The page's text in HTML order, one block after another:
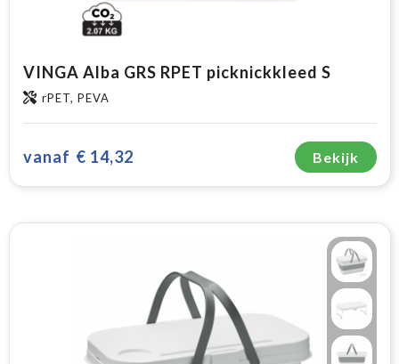
VINGA Alba GRS RPET picknickkleed S
rPET, PEVA
vanaf € 14,32 Bekijk